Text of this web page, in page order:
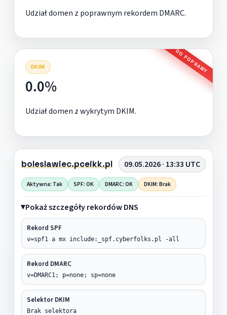
Udział domen z poprawnym rekordem DMARC.
DKIM DO POPRAWY
0.0%
Udział domen z wykrytym DKIM.
boleslawiec.pceikk.pl 09.05.2026 · 13:33 UTC
Aktywna: Tak SPF: OK DMARC: OK DKIM: Brak
Pokaż szczegóły rekordów DNS
Rekord SPF
v=spf1 a mx include:_spf.cyberfolks.pl -all
Rekord DMARC
v=DMARC1; p=none; sp=none
Selektor DKIM
Brak selektora